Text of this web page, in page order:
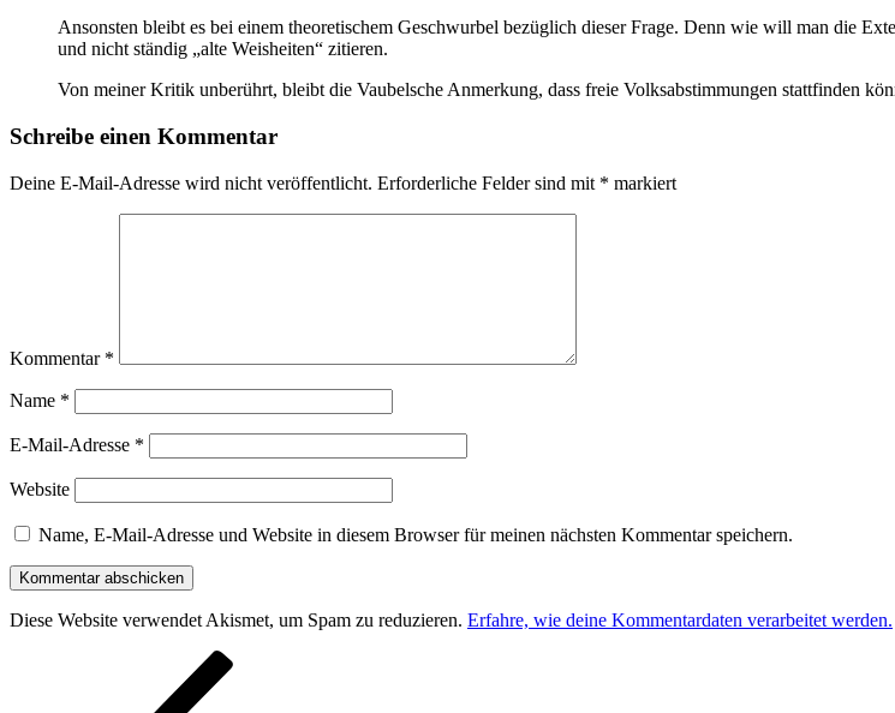
Ansonsten bleibt es bei einem theoretischem Geschwurbel bezüglich dieser Frage. Denn wie will man die
und nicht ständig „alte Weisheiten“ zitieren.
Von meiner Kritik unberührt, bleibt die Vaubelsche Anmerkung, dass freie Volksabstimmungen stattfinden
Schreibe einen Kommentar
Deine E-Mail-Adresse wird nicht veröffentlicht. Erforderliche Felder sind mit * markiert
Kommentar *
Name *
E-Mail-Adresse *
Website
Name, E-Mail-Adresse und Website in diesem Browser für meinen nächsten Kommentar speichern.
Diese Website verwendet Akismet, um Spam zu reduzieren. Erfahre, wie deine Kommentardaten verarbeitet werden.
Beitragsnavigation